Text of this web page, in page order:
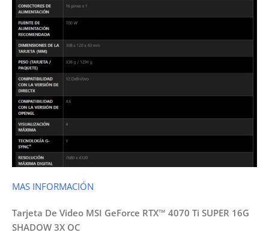
MAS INFORMACIÓN
Tarjeta De Video MSI GeForce RTX™ 4070 Ti SUPER 16G
SHADOW 3X OC